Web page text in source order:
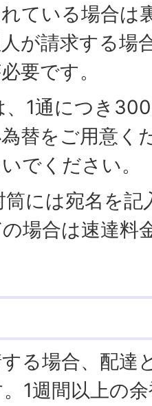
ている場合は
が請求する場
要です。
、1通につき
替をご用意く
でください。
には宛名を
場合は速達料
る場合、配達
1週間以上の